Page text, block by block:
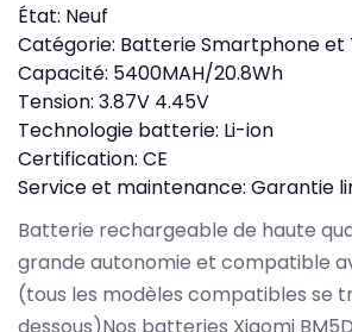
État: Neuf
Catégorie: Batterie Smartphone et
Capacité: 5400MAH/20.8Wh
Tension: 3.87V 4.45V
Technologie batterie: Li-ion
Certification: CE
Service et maintenance: Garantie
Batterie rechargeable de haute
grande autonomie et compatible
(tous les modèles compatibles se